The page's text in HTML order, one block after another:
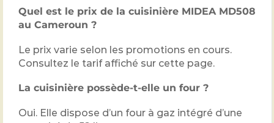
Quel est le prix de la cuisinière MIDEA MD508
au Cameroun ?
Le prix varie selon les promotions en cours.
Consultez le tarif affiché sur cette page.
La cuisinière possède-t-elle un four ?
Oui. Elle dispose d’un four à gaz intégré d’une